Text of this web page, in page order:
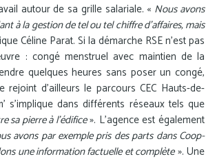
autour de sa grille salariale. « Nous avons
à la gestion de tel ou tel chiffre d’affaires, mais
Céline Parat. Si la démarche RSE n’est pas
: congé menstruel avec maintien de la
quelques heures sans poser un congé,
d’ailleurs le parcours CEC Hauts-de-
dans différents réseaux tels que
sa pierre à l’édifice». L’agence est également
avons par exemple pris des parts dans Coop-
une information factuelle et complète». Une